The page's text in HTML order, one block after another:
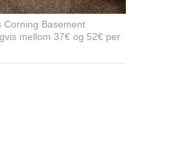
Corning Basement
mellom 37€ og 52€ per